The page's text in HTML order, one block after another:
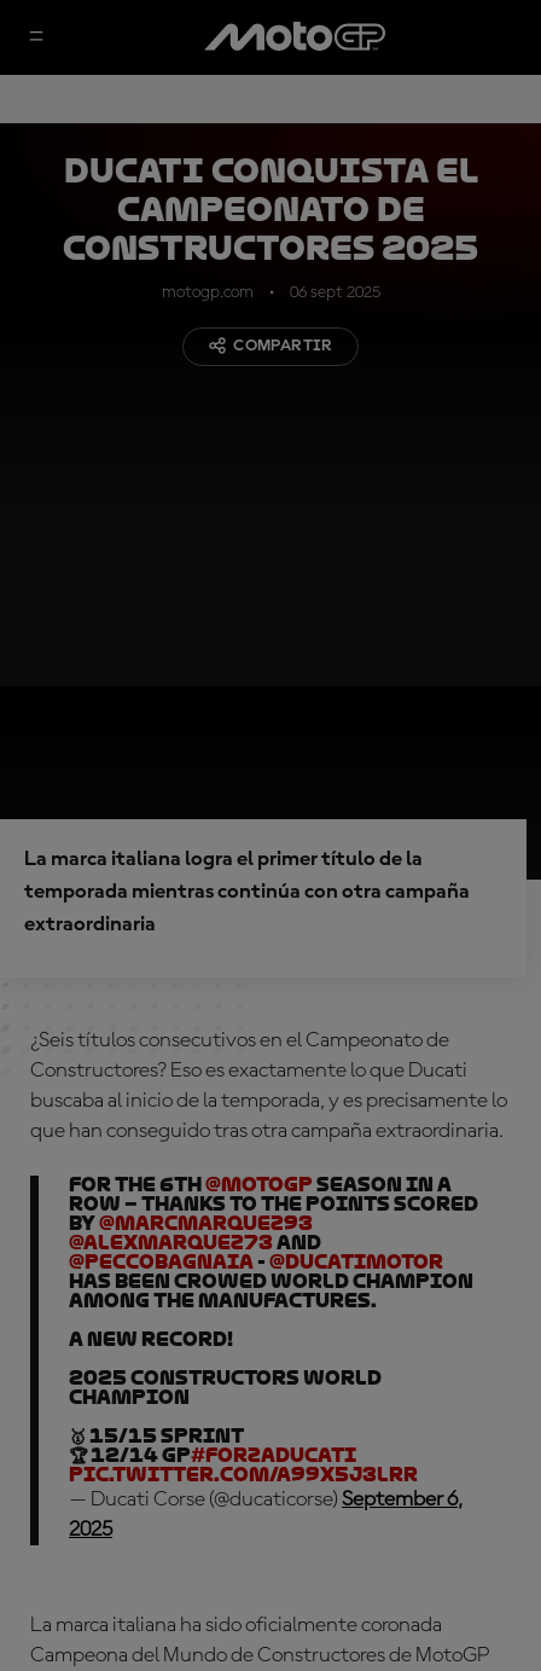
Ducati conquista el
Campeonato de
Constructores 2025
motogp.com 06 sept 2025
COMPARTIR
La marca italiana logra el primer título de la
temporada mientras continúa con otra campaña
extraordinaria
¿Seis títulos consecutivos en el Campeonato de
Constructores? Eso es exactamente lo que Ducati
buscaba al inicio de la temporada, y es precisamente lo
que han conseguido tras otra campaña extraordinaria.
For the 6th@MotoGP season in a
row – thanks to the points scored
by@marcmarquez93
@alexmarquez73 and
@PeccoBagnaia - @DucatiMotor
has been crowed World Champion
among the manufactures.
A new record!
2025 Constructors World
Champion
🥇 15/15 SPRINT
🏆 12/14 GP#ForzaDucati
pic.twitter.com/A99x5J3lRr
— Ducati Corse (@ducaticorse) September 6,
2025
La marca italiana ha sido oficialmente coronada
Campeona del Mundo de Constructores de MotoGP